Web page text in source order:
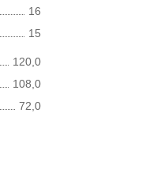
16
15
120,0
108,0
72,0